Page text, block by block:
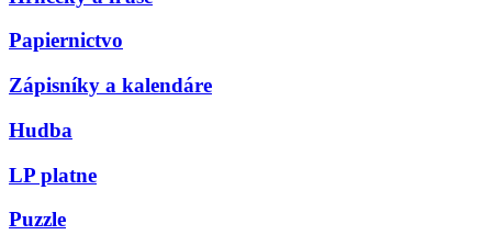
Papiernictvo
Zápisníky a kalendáre
Hudba
LP platne
Puzzle